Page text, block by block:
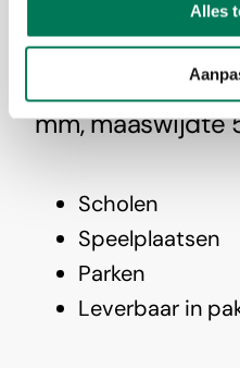
Alles
Dubbele
mm, enkele
mm, maaswijdte
Scholen
Speelplaatsen
Parken
Leverbaar in